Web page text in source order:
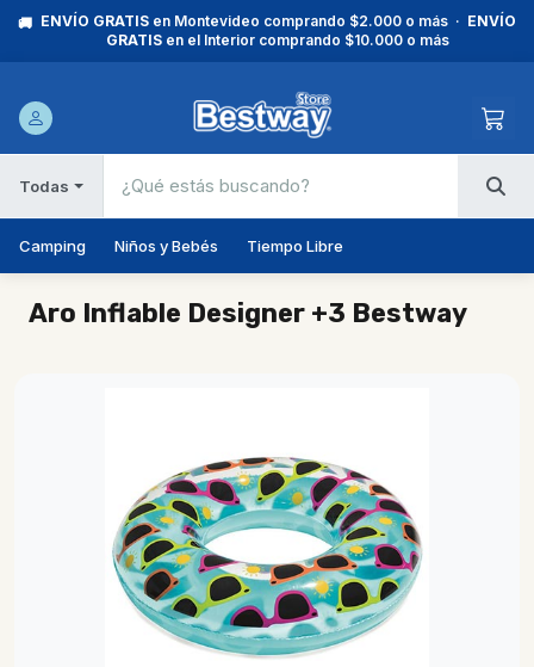
🚚 ENVÍO GRATISen Montevideo comprando $2.000 o más · ENVÍO
GRATIS en el Interior comprando $10.000 o más
Todas
Camping Niños y Bebés Tiempo Libre
Aro Inflable Designer +3 Bestway